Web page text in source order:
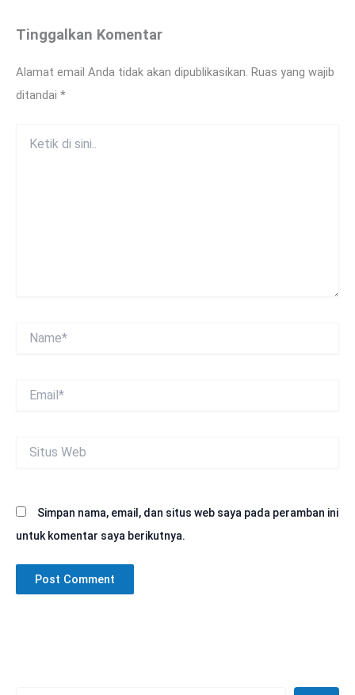
Tinggalkan Komentar
Alamat email Anda tidak akan dipublikasikan. Ruas yang wajib
ditandai *
Web
Simpan nama, email, dan situs web saya pada peramban ini
untuk komentar saya berikutnya.